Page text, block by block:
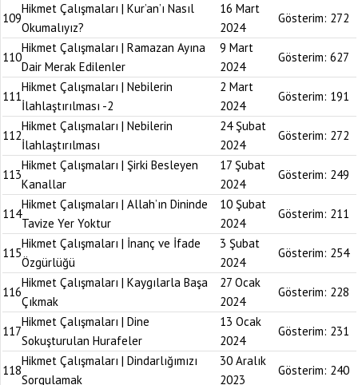
109
Hikmet Çalışmaları | Kur’an’ı Nasıl
Okumalıyız?
16 Mart
2024
Gösterim: 272
110
Hikmet Çalışmaları | Ramazan Ayına
Dair Merak Edilenler
9 Mart
2024
Gösterim: 627
111
Hikmet Çalışmaları | Nebilerin
İlahlaştırılması -2
2 Mart
2024
Gösterim: 191
112
Hikmet Çalışmaları | Nebilerin
İlahlaştırılması
24 Şubat
2024
Gösterim: 272
113
Hikmet Çalışmaları | Şirki Besleyen
Kanallar
17 Şubat
2024
Gösterim: 249
114
Hikmet Çalışmaları | Allah’ın Dininde
Tavize Yer Yoktur
10 Şubat
2024
Gösterim: 211
115
Hikmet Çalışmaları | İnanç ve İfade
Özgürlüğü
3 Şubat
2024
Gösterim: 254
116
Hikmet Çalışmaları | Kaygılarla Başa
Çıkmak
27 Ocak
2024
Gösterim: 228
117
Hikmet Çalışmaları | Dine
Sokuşturulan Hurafeler
13 Ocak
2024
Gösterim: 231
118
Hikmet Çalışmaları | Dindarlığımızı
Sorgulamak
30 Aralık
2023
Gösterim: 240